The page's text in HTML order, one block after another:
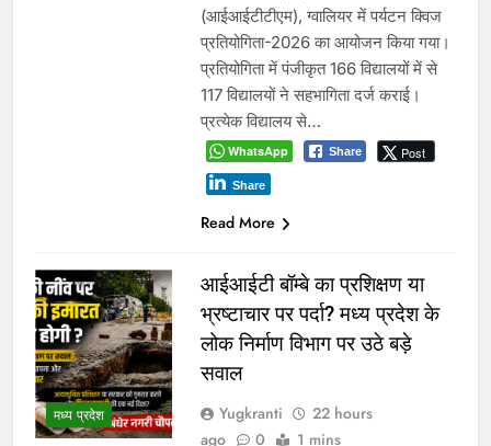
जनसमस्याओं के त्वरित निराकरण के दिए
निर्देश भोपाल, 06/08/2026। मध्यप्रदेश
शासन के कैबिनेट मंत्री कैलाश विजयवर्गीय ने
गुरूवार को भारतीय जनता पार्टी प्रदेश
कार्यालय में प्रदेश के विभिन्न जिलों से आए
पार्टी कार्यकर्ताओं से आत्मीय मुलाकात कर
उनकी जनसमस्याओं एवं सुझावों को गंभीरता
विभिन्न विषयों पर संबंधित अधिकारियों…
Share
Read More
पत्र जारी करे: जीतू पटवारी